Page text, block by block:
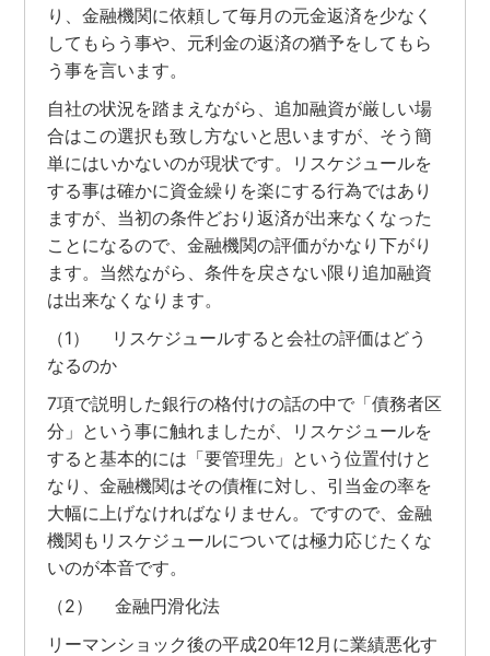
り、金融機関に依頼して毎月の元金返済を少なく
してもらう事や、元利金の返済の猶予をしてもら
う事を言います。
自社の状況を踏まえながら、追加融資が厳しい場
合はこの選択も致し方ないと思いますが、そう簡
単にはいかないのが現状です。リスケジュールを
する事は確かに資金繰りを楽にする行為ではあり
ますが、当初の条件どおり返済が出来なくなった
ことになるので、金融機関の評価がかなり下がり
ます。当然ながら、条件を戻さない限り追加融資
は出来なくなります。
（1） リスケジュールすると会社の評価はどう
なるのか
7項で説明した銀行の格付けの話の中で「債務者区
分」という事に触れましたが、リスケジュールを
すると基本的には「要管理先」という位置付けと
なり、金融機関はその債権に対し、引当金の率を
大幅に上げなければなりません。ですので、金融
機関もリスケジュールについては極力応じたくな
いのが本音です。
（2） 金融円滑化法
リーマンショック後の平成20年12月に業績悪化す